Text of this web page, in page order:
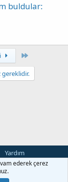
buldular:
gereklidir.
Yardım
ederek çerez